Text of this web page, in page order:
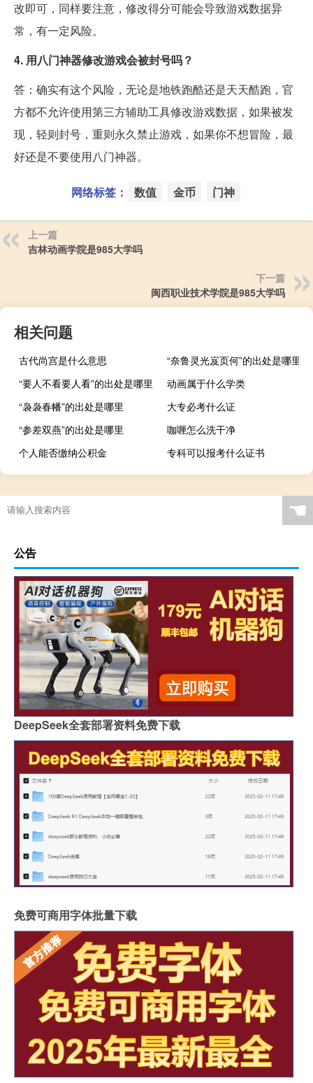
改即可，同样要注意，修改得分可能会导致游戏数据异
常，有一定风险。
4. 用八门神器修改游戏会被封号吗？
答：确实有这个风险，无论是地铁跑酷还是天天酷跑，官
方都不允许使用第三方辅助工具修改游戏数据，如果被发
现，轻则封号，重则永久禁止游戏，如果你不想冒险，最
好还是不要使用八门神器。
网络标签： 数值 金币 门神
上一篇
吉林动画学院是985大学吗
下一篇
闽西职业技术学院是985大学吗
相关问题
古代尚宫是什么意思
“奈鲁灵光岌页何”的出处是哪里
“要人不看要人看”的出处是哪里
动画属于什么学类
“袅袅春幡”的出处是哪里
大专必考什么证
“参差双燕”的出处是哪里
咖喱怎么洗干净
个人能否缴纳公积金
专科可以报考什么证书
☚
公告
DeepSeek全套部署资料免费下载
免费可商用字体批量下载